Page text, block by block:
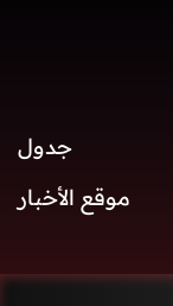
جدول
موقع الأخبار